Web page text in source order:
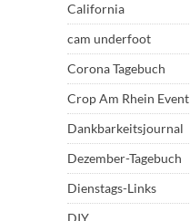
California
cam underfoot
Corona Tagebuch
Crop Am Rhein Event
Dankbarkeitsjournal
Dezember-Tagebuch
Dienstags-Links